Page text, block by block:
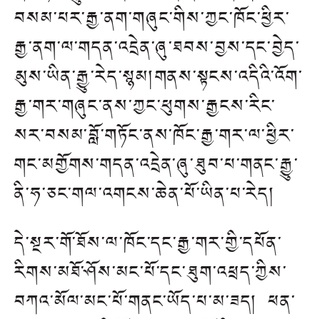
བསམ་པར་རྒྱ་ནག་གཞུང་གིས་ཀྱང་ཁོང་ཕྱིར་
རྒྱ་ནག་ལ་གདན་འདྲེན་ཞུ་ཐབས་བྱས་དང་བྱེད་
མུས་ཡིན་རྒྱུ་རེད་སྙམ།གནས་སྟངས་འདིའི་འོག་
རྒྱ་གར་གཞུང་ནས་ཀྱང་ཕུགས་རྒྱངས་རིང་
སར་བསམ་བློ་གཏོང་ནས་ཁོང་རྒྱ་གར་ལ་ཕྱིར་
གང་མགྱོགས་གདན་འདྲེན་ཞུ་ཐུབ་པ་གནང་རྒྱུ་
ནི་ཧ་ཅང་གལ་འགངས་ཆེན་པོ་ཡིན་པ་རེད།
དེ་སྔར་གོ་ཐོས་ལ་ཁོང་དང་རྒྱ་གར་གྱི་དཔོན་
རིགས་མཐོ་ཤོས་མང་པོ་དང་ཐུག་འཕྲད་ཀྱིས་
བཀའ་མོལ་མང་པོ་གནང་ཡོད་པ་མ་ཟད། ཕན་